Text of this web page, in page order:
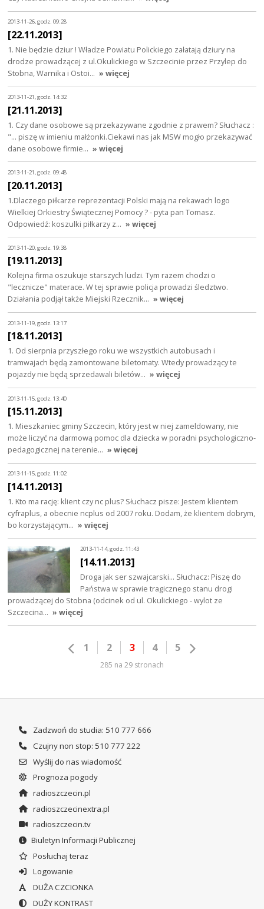
2013-11-26, godz. 09:28
[22.11.2013]
1. Nie będzie dziur ! Władze Powiatu Polickiego załatają dziury na
drodze prowadzącej z ul.Okulickiego w Szczecinie przez Przylep do
Stobna, Warnika i Ostoi… » więcej
2013-11-21, godz. 14:32
[21.11.2013]
1. Czy dane osobowe są przekazywane zgodnie z prawem? Słuchacz :
"... piszę w imieniu małżonki.Ciekawi nas jak MSW mogło przekazywać
dane osobowe firmie… » więcej
2013-11-21, godz. 09:48
[20.11.2013]
1.Dlaczego piłkarze reprezentacji Polski mają na rekawach logo
Wielkiej Orkiestry Świątecznej Pomocy ? - pyta pan Tomasz.
Odpowiedź: koszulki piłkarzy z… » więcej
2013-11-20, godz. 19:38
[19.11.2013]
Kolejna firma oszukuje starszych ludzi. Tym razem chodzi o
"lecznicze" materace. W tej sprawie policja prowadzi śledztwo.
Działania podjął także Miejski Rzecznik… » więcej
2013-11-19, godz. 13:17
[18.11.2013]
1. Od sierpnia przyszłego roku we wszystkich autobusach i
tramwajach będą zamontowane biletomaty. Wtedy prowadzący te
pojazdy nie będą sprzedawali biletów… » więcej
2013-11-15, godz. 13:40
[15.11.2013]
1. Mieszkaniec gminy Szczecin, który jest w niej zameldowany, nie
może liczyć na darmową pomoc dla dziecka w poradni psychologiczno-
pedagogicznej na terenie… » więcej
2013-11-15, godz. 11:02
[14.11.2013]
1. Kto ma rację: klient czy nc plus? Słuchacz pisze: Jestem klientem
cyfraplus, a obecnie ncplus od 2007 roku. Dodam, że klientem dobrym,
bo korzystającym… » więcej
2013-11-14, godz. 11:43
[14.11.2013]
Droga jak ser szwajcarski... Słuchacz: Piszę do
Państwa w sprawie tragicznego stanu drogi
prowadzącej do Stobna (odcinek od ul. Okulickiego - wylot ze
Szczecina… » więcej
1 2 3 4 5
285 na 29 stronach
Zadzwoń do studia: 510 777 666
Czujny non stop: 510 777 222
Wyślij do nas wiadomość
Prognoza pogody
radioszczecin.pl
radioszczecinextra.pl
radioszczecin.tv
Biuletyn Informacji Publicznej
Posłuchaj teraz
Logowanie
DUŻA CZCIONKA
DUŻY KONTRAST